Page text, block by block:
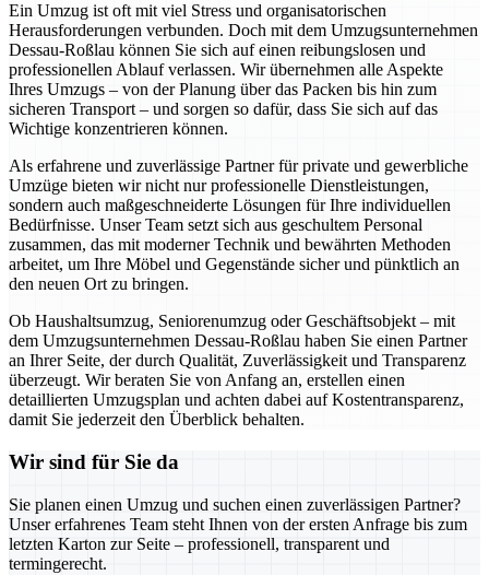
Ein Umzug ist oft mit viel Stress und organisatorischen
Herausforderungen verbunden. Doch mit dem Umzugsunternehmen
Dessau-Roßlau können Sie sich auf einen reibungslosen und
professionellen Ablauf verlassen. Wir übernehmen alle Aspekte
Ihres Umzugs – von der Planung über das Packen bis hin zum
sicheren Transport – und sorgen so dafür, dass Sie sich auf das
Wichtige konzentrieren können.
Als erfahrene und zuverlässige Partner für private und gewerbliche
Umzüge bieten wir nicht nur professionelle Dienstleistungen,
sondern auch maßgeschneiderte Lösungen für Ihre individuellen
Bedürfnisse. Unser Team setzt sich aus geschultem Personal
zusammen, das mit moderner Technik und bewährten Methoden
arbeitet, um Ihre Möbel und Gegenstände sicher und pünktlich an
den neuen Ort zu bringen.
Ob Haushaltsumzug, Seniorenumzug oder Geschäftsobjekt – mit
dem Umzugsunternehmen Dessau-Roßlau haben Sie einen Partner
an Ihrer Seite, der durch Qualität, Zuverlässigkeit und Transparenz
überzeugt. Wir beraten Sie von Anfang an, erstellen einen
detaillierten Umzugsplan und achten dabei auf Kostentransparenz,
damit Sie jederzeit den Überblick behalten.
Wir sind für Sie da
Sie planen einen Umzug und suchen einen zuverlässigen Partner?
Unser erfahrenes Team steht Ihnen von der ersten Anfrage bis zum
letzten Karton zur Seite – professionell, transparent und
termingerecht.